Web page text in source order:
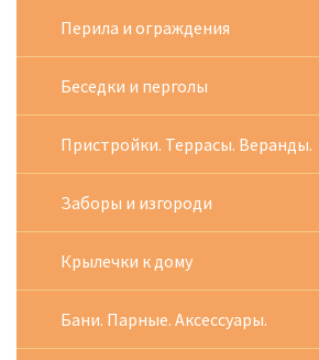
Перила и ограждения
Беседки и перголы
Пристройки. Террасы. Веранды.
Заборы и изгороди
Крылечки к дому
Бани. Парные. Аксессуары.